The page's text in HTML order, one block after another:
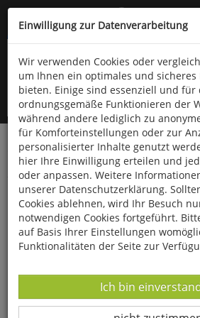
Kompletten Head der Seite
oder (06766) 9323-960
Startseite Bücher Downloads
SportPraxis
Spielehits:
Einwilligung zur Datenverarbeitung
Wir verwenden Cookies oder
um Ihnen ein optimales und sicheres
bieten. Einige sind essenziell und für
ordnungsgemäße Funktionieren der
während andere lediglich zu
für Komforteinstellungen oder zur
personalisierter Inhalte genutzt
hier Ihre Einwilligung erteilen und
oder anpassen. Weitere
unserer Datenschutzerklärung.
Cookies ablehnen, wird Ihr Besuch
notwendigen Cookies fortgeführt.
auf Basis Ihrer Einstellungen
Funktionalitäten der Seite zur
Ich bin